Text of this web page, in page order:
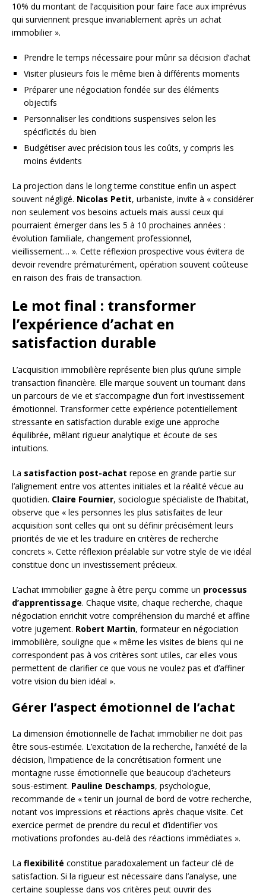
10% du montant de l’acquisition pour faire face aux imprévus
qui surviennent presque invariablement après un achat
immobilier ».
Prendre le temps nécessaire pour mûrir sa décision d’achat
Visiter plusieurs fois le même bien à différents moments
Préparer une négociation fondée sur des éléments
objectifs
Personnaliser les conditions suspensives selon les
spécificités du bien
Budgétiser avec précision tous les coûts, y compris les
moins évidents
La projection dans le long terme constitue enfin un aspect
souvent négligé. Nicolas Petit, urbaniste, invite à « considérer
non seulement vos besoins actuels mais aussi ceux qui
pourraient émerger dans les 5 à 10 prochaines années :
évolution familiale, changement professionnel,
vieillissement… ». Cette réflexion prospective vous évitera de
devoir revendre prématurément, opération souvent coûteuse
en raison des frais de transaction.
Le mot final : transformer
l’expérience d’achat en
satisfaction durable
L’acquisition immobilière représente bien plus qu’une simple
transaction financière. Elle marque souvent un tournant dans
un parcours de vie et s’accompagne d’un fort investissement
émotionnel. Transformer cette expérience potentiellement
stressante en satisfaction durable exige une approche
équilibrée, mêlant rigueur analytique et écoute de ses
intuitions.
La satisfaction post-achat repose en grande partie sur
l’alignement entre vos attentes initiales et la réalité vécue au
quotidien. Claire Fournier, sociologue spécialiste de l’habitat,
observe que « les personnes les plus satisfaites de leur
acquisition sont celles qui ont su définir précisément leurs
priorités de vie et les traduire en critères de recherche
concrets ». Cette réflexion préalable sur votre style de vie idéal
constitue donc un investissement précieux.
L’achat immobilier gagne à être perçu comme un processus
d’apprentissage. Chaque visite, chaque recherche, chaque
négociation enrichit votre compréhension du marché et affine
votre jugement. Robert Martin, formateur en négociation
immobilière, souligne que « même les visites de biens qui ne
correspondent pas à vos critères sont utiles, car elles vous
permettent de clarifier ce que vous ne voulez pas et d’affiner
votre vision du bien idéal ».
Gérer l’aspect émotionnel de l’achat
La dimension émotionnelle de l’achat immobilier ne doit pas
être sous-estimée. L’excitation de la recherche, l’anxiété de la
décision, l’impatience de la concrétisation forment une
montagne russe émotionnelle que beaucoup d’acheteurs
sous-estiment. Pauline Deschamps, psychologue,
recommande de « tenir un journal de bord de votre recherche,
notant vos impressions et réactions après chaque visite. Cet
exercice permet de prendre du recul et d’identifier vos
motivations profondes au-delà des réactions immédiates ».
La flexibilité constitue paradoxalement un facteur clé de
satisfaction. Si la rigueur est nécessaire dans l’analyse, une
certaine souplesse dans vos critères peut ouvrir des